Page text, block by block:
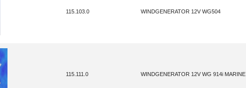
115.103.0 WINDGENERATOR 12V WG504
115.111.0 WINDGENERATOR 12V WG 914i MARINE